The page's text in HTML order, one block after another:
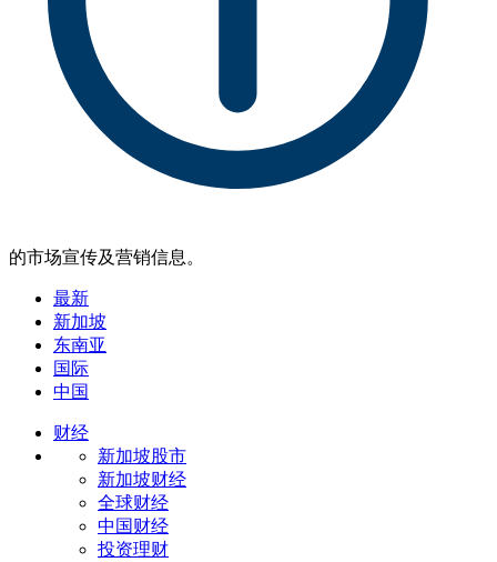
的市场宣传及营销信息。
最新
新加坡
东南亚
国际
中国
财经
新加坡股市
新加坡财经
全球财经
中国财经
投资理财